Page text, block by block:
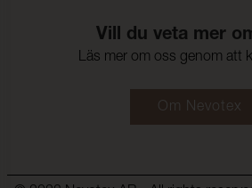
Vill du veta mer
Läs mer om oss genom att
Om Nevotex